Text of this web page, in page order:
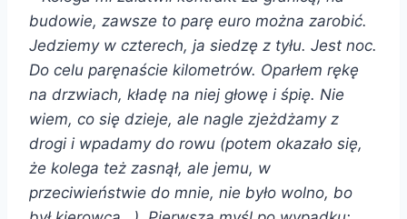
budowie, zawsze to parę euro można zarobić.
Jedziemy w czterech, ja siedzę z tyłu. Jest noc.
Do celu paręnaście kilometrów. Oparłem rękę
na drzwiach, kładę na niej głowę i śpię. Nie
wiem, co się dzieje, ale nagle zjeżdżamy z
drogi i wpadamy do rowu (potem okazało się,
że kolega też zasnął, ale jemu, w
przeciwieństwie do mnie, nie było wolno, bo